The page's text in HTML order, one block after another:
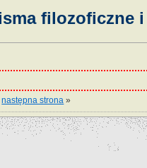
następna strona »